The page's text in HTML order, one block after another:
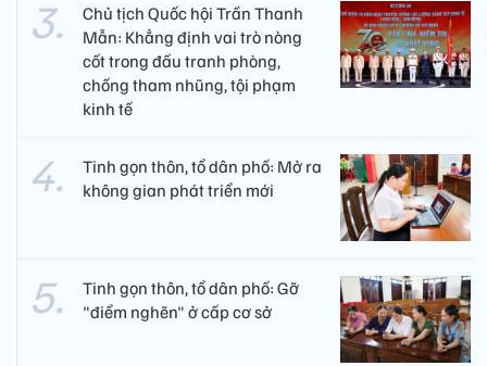
Chủ tịch Quốc hội Trần Thanh
Mẫn: Khẳng định vai trò nòng
cốt trong đấu tranh phòng,
chống tham nhũng, tội phạm
kinh tế
Tinh gọn thôn, tổ dân phố: Mở ra
không gian phát triển mới
Tinh gọn thôn, tổ dân phố: Gỡ
"điểm nghẽn" ở cấp cơ sở